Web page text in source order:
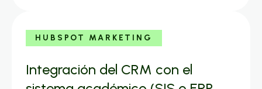
HUBSPOT MARKETING
Integración del CRM con el